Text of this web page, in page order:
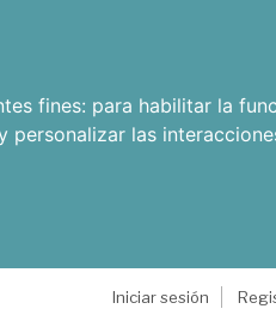
fines: para habilitar la
personalizar las
Iniciar sesión